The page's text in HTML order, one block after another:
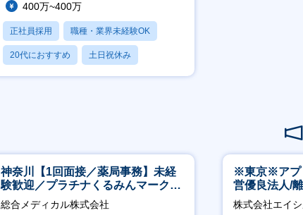
400万~400万
正社員採用 職種・業界未経験OK
20代におすすめ 土日祝休み
休日120日以上
神奈川【1回面接／薬局事務】未経
験歓迎／プラチナくるみんマーク取
得／月平均残業13h／年休126日
総合メディカル株式会社
※東京※アプ
営優良法人/
有/完休2日/上
株式会社エイ